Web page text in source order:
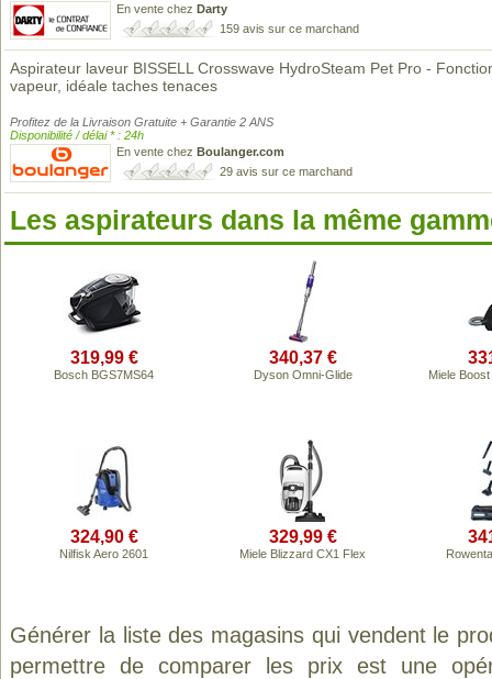
En vente chez Darty
159 avis sur ce marchand
Aspirateur laveur BISSELL Crosswave HydroSteam Pet Pro -
vapeur, idéale taches tenaces
Profitez de la Livraison Gratuite + Garantie 2 ANS
Disponibilité / délai * : 24h
En vente chez Boulanger.com
29 avis sur ce marchand
Les aspirateurs dans la même
319,99 €
Bosch BGS7MS64
340,37 €
Dyson Omni-Glide Miele
324,90 €
Nilfisk Aero 2601
329,99 €
Miele Blizzard CX1 Flex
Générer la liste des magasins qui vendent le
permettre de comparer les prix est une